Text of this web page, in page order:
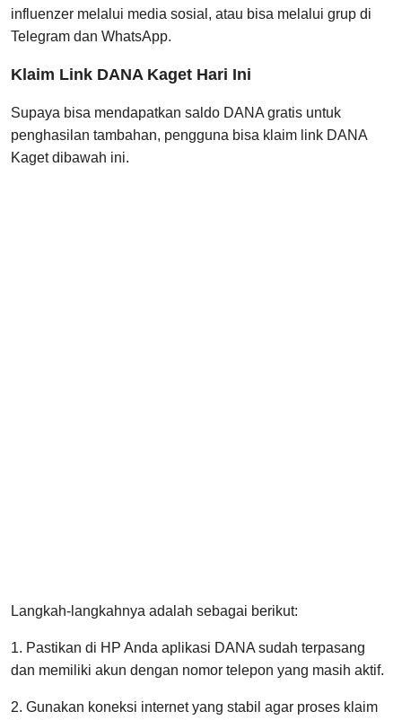
influenzer melalui media sosial, atau bisa melalui grup di
Telegram dan WhatsApp.
Klaim Link DANA Kaget Hari Ini
Supaya bisa mendapatkan saldo DANA gratis untuk
penghasilan tambahan, pengguna bisa klaim link DANA
Kaget dibawah ini.
Langkah-langkahnya adalah sebagai berikut:
1. Pastikan di HP Anda aplikasi DANA sudah terpasang
dan memiliki akun dengan nomor telepon yang masih aktif.
2. Gunakan koneksi internet yang stabil agar proses klaim